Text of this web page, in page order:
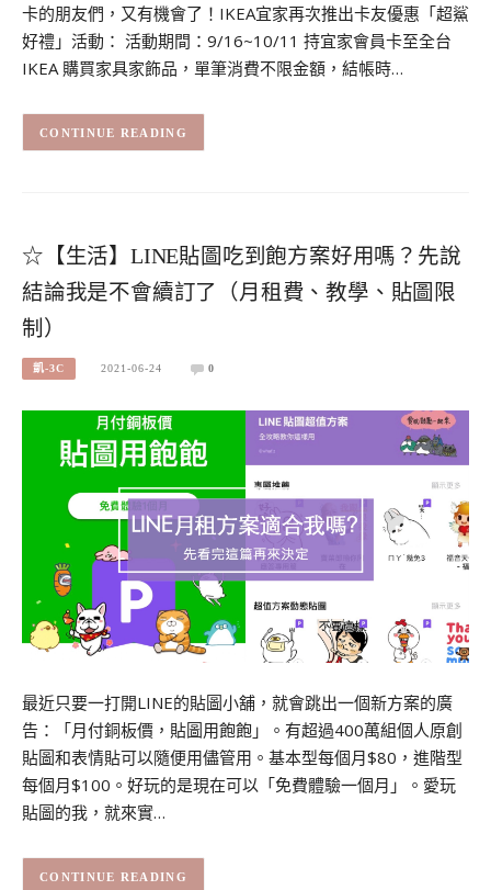
卡的朋友們，又有機會了！IKEA宜家再次推出卡友優惠「超鯊
好禮」活動： 活動期間：9/16~10/11 持宜家會員卡至全台
IKEA 購買家具家飾品，單筆消費不限金額，結帳時…
CONTINUE READING
☆【生活】LINE貼圖吃到飽方案好用嗎？先說
結論我是不會續訂了（月租費、教學、貼圖限
制）
凱-3C 2021-06-24 0
最近只要一打開LINE的貼圖小舖，就會跳出一個新方案的廣
告：「月付銅板價，貼圖用飽飽」。有超過400萬組個人原創
貼圖和表情貼可以隨便用儘管用。基本型每個月$80，進階型
每個月$100。好玩的是現在可以「免費體驗一個月」。愛玩
貼圖的我，就來實…
CONTINUE READING